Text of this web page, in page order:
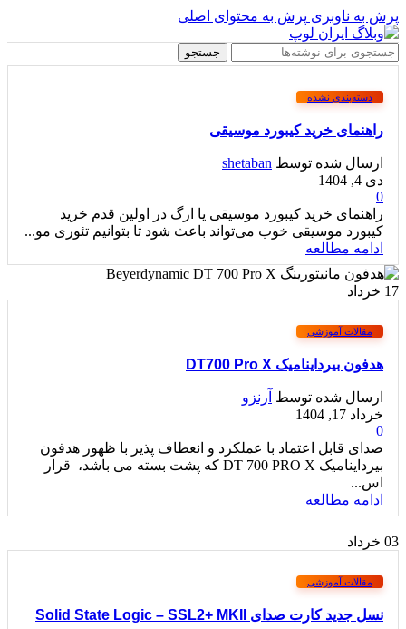
پرش به ناوبری پرش به محتوای اصلی
جستجو
دسته‌بندی نشده
راهنمای خرید کیبورد موسیقی
ارسال شده توسط shetaban
دی 4, 1404
0
راهنمای خرید کیبورد موسیقی یا ارگ در اولین قدم خرید
کیبورد موسیقی خوب می‌تواند باعث شود تا بتوانیم تئوری مو...
ادامه مطالعه
17 خرداد
مقالات آموزشی
هدفون بیرداینامیک DT700 Pro X
ارسال شده توسط آرنزو
خرداد 17, 1404
0
صدای قابل اعتماد با عملکرد و انعطاف پذیر با ظهور هدفون
بیرداینامیک DT 700 PRO X که پشت بسته می باشد، قرار
اس...
ادامه مطالعه
03 خرداد
مقالات آموزشی
نسل جدید کارت صدای Solid State Logic – SSL2+ MKII